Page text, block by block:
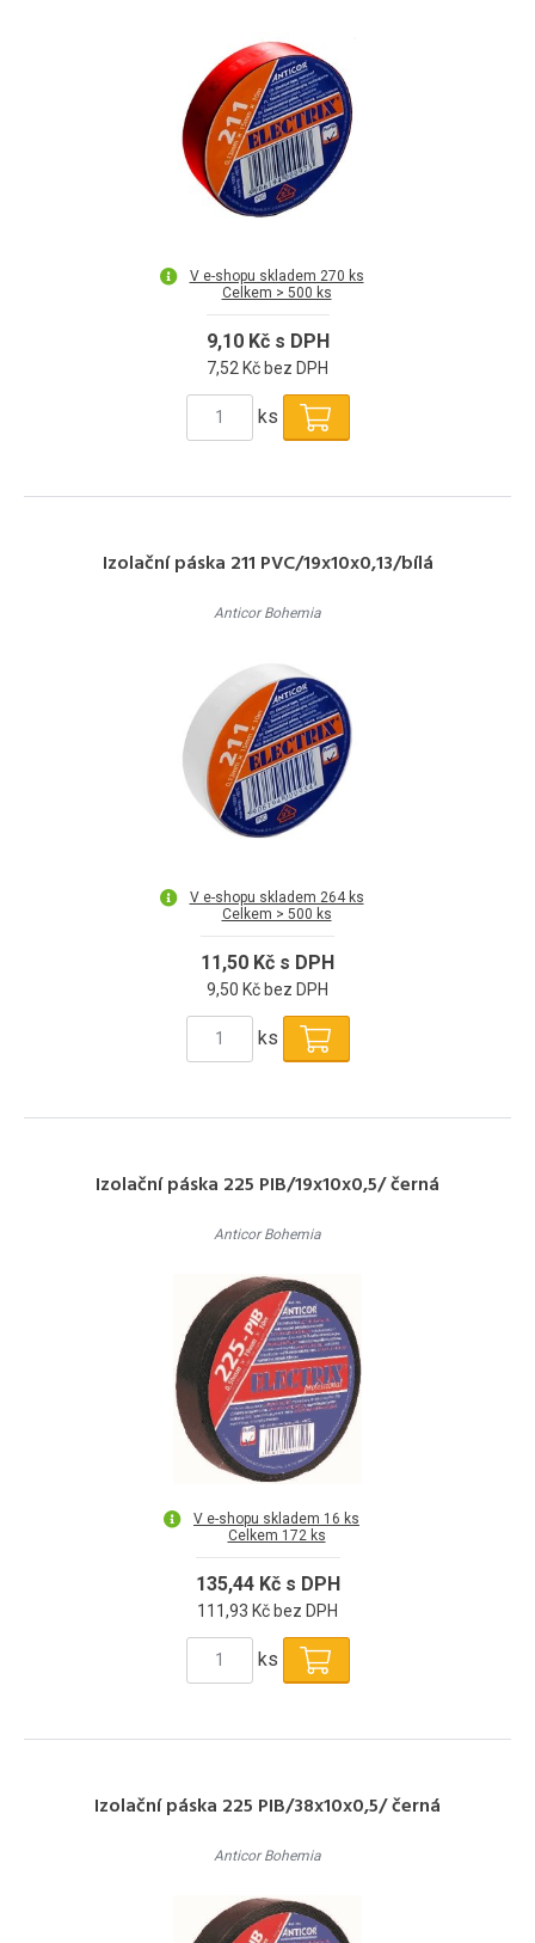
V e-shopu skladem 270 ks
Celkem > 500 ks
9,10 Kč s DPH
7,52 Kč bez DPH
ks
Izolační páska 211 PVC/19x10x0,13/bílá
Anticor Bohemia
V e-shopu skladem 264 ks
Celkem > 500 ks
11,50 Kč s DPH
9,50 Kč bez DPH
ks
Izolační páska 225 PIB/19x10x0,5/ černá
Anticor Bohemia
V e-shopu skladem 16 ks
Celkem 172 ks
135,44 Kč s DPH
111,93 Kč bez DPH
ks
Izolační páska 225 PIB/38x10x0,5/ černá
Anticor Bohemia